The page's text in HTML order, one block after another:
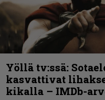
Yöllä tv:ssä:
kasvattivat
kikalla – IMDb-